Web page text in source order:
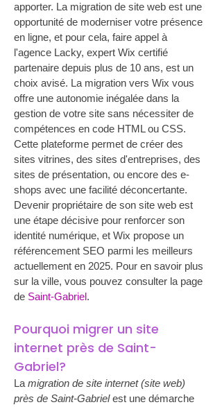
apporter. La migration de site web est une
opportunité de moderniser votre présence
en ligne, et pour cela, faire appel à
l'agence Lacky, expert Wix certifié
partenaire depuis plus de 10 ans, est un
choix avisé. La migration vers Wix vous
offre une autonomie inégalée dans la
gestion de votre site sans nécessiter de
compétences en code HTML ou CSS.
Cette plateforme permet de créer des
sites vitrines, des sites d'entreprises, des
sites de présentation, ou encore des e-
shops avec une facilité déconcertante.
Devenir propriétaire de son site web est
une étape décisive pour renforcer son
identité numérique, et Wix propose un
référencement SEO parmi les meilleurs
actuellement en 2025. Pour en savoir plus
sur la ville, vous pouvez consulter la page
de Saint-Gabriel.
Pourquoi migrer un site
internet près de Saint-
Gabriel?
La migration de site internet (site web)
près de Saint-Gabriel est une démarche